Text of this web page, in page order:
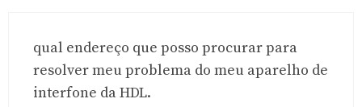
qual endereço que posso procurar para
resolver meu problema do meu aparelho de
interfone da HDL.